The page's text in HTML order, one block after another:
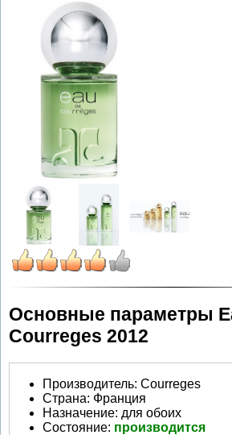
Основные параметры
Courreges 2012
Производитель: Courreges
Страна: Франция
Назначение: для обоих
Состояние: производится